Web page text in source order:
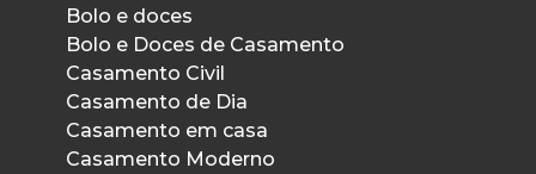
Bolo e doces
Bolo e Doces de Casamento
Casamento Civil
Casamento de Dia
Casamento em casa
Casamento Moderno